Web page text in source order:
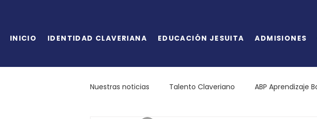
INICIO IDENTIDAD CLAVERIANA EDUCACIÓN JESUITA ADMISIONES
Nuestras noticias Talento Claveriano ABP Aprendizaje